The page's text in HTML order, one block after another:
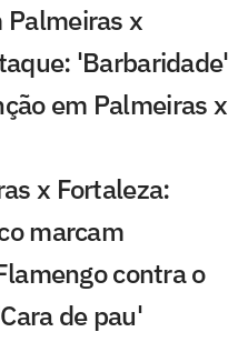
Palmeiras x
'Barbaridade'
em Palmeiras x
x Fortaleza:
marcam
contra o
de pau'